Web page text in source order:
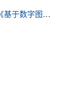
电磁诊断方法》